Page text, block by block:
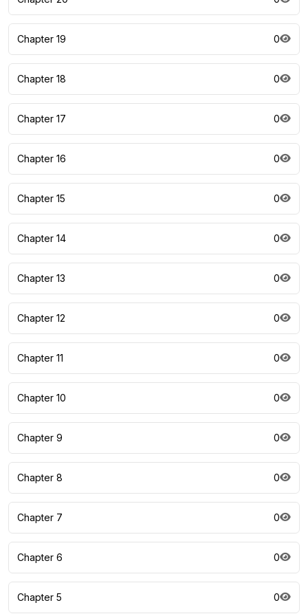
Chapter 19 0
Chapter 18 0
Chapter 17 0
Chapter 16 0
Chapter 15 0
Chapter 14 0
Chapter 13 0
Chapter 12 0
Chapter 11 0
Chapter 10 0
Chapter 9 0
Chapter 8 0
Chapter 7 0
Chapter 6 0
Chapter 5 0